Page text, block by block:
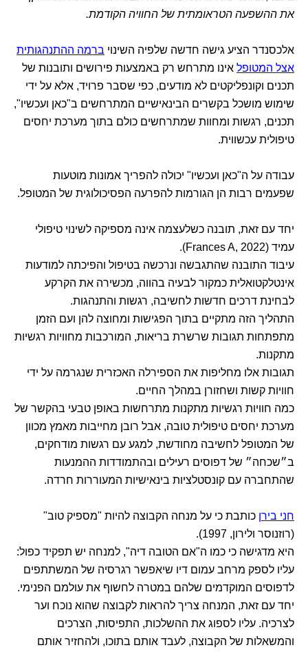
את ההשפעה הטראומתית של החוויה הקודמת.
אלכסנדר הציע גישה חדשה שלפיה השינוי ברמה ההתנהגותית
אצל המטופל אינו מתרחש רק באמצעות פירושים ותובנות של
תכנים וקונפליקטים לא מודעים, כפי שסבר פרויד, אלא על ידי
שימוש מושכל בקשרים הבינאישיים המתרחשים ב"כאן ועכשיו",
תכנים, רגשות ומחוות שמתרחשים כולם בתוך מערכת יחסים
טיפולית עכשווית.
עבודה על ה"כאן ועכשיו" יכולה להפריך אמונות מוטעות
שפעמים רבות הן הגורמות להפרעה הפסיכולוגית של המטופל.
יחד עם זאת, תובנה כשלעצמה אינה מספיקה לשינוי טיפולי
עמיד (Frances A, 2022).
עיבוד התובנה שהתגבשה ונרכשה בטיפול והפיכתה למודעות
אינטלקטואלית כמקור לבעיה בהווה, מכשירה את הקרקע
לבחינת דרכים חדשות לחשיבה, רגשות והתנהגות.
התהליך הזה מתקיים בתוך הפגישות ומחוצה להן ועם הזמן
מתפתחות תגובות שרשרת בריאות, המורכבות מחוויות רגשיות
מתקנות.
תגובות אלו מחליפות את הספירלה האכזרית שנגרמה על ידי
חוויות קשות ושחזורן במהלך החיים.
כמה חוויות רגשיות מתקנות מתרחשות באופן טבעי בהקשר של
מערכת יחסים טיפולית טובה, אבל רובן מחייבות מאמץ מכוון
של המטופל לחשיבה מחודשת, למגע עם רגשות מודחקים,
ב״שכחה״ של דפוסים רעילים ובהתמודדות ההמנעות
שהתחברה עם קונסטלציות בינאישיות המעוררות חרדה.
חני בירן כותבת כי על מנחה הקבוצה להיות "מספיק טוב"
(רוזנוסר ולירון, 1997).
היא מדגישה כי כמו ה"אם הטובה דיה", למנחה יש תפקיד כפול:
עליו לספק מרחב עמום דיו שיאפשר רגרסיה של המשתתפים
לדפוסים המוקדמים שלהם במטרה לחשוף את עולמם הפנימי.
יחד עם זאת, המנחה צריך להראות לקבוצה שהוא נוכח וער
לצרכיה. עליו לספוג את ההשלכות, התפיסות, הצרכים
והמשאלות של הקבוצה, לעבד אותם בתוכו, ולהחזיר אותם